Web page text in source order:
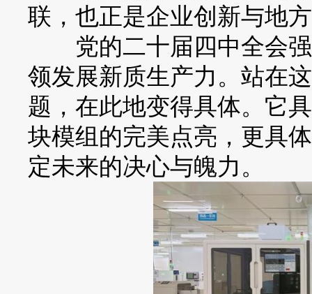
联，也正是企业创新与地
党的二十届四中全会强
领发展新质生产力。站在
题，在此地变得具体。它
块模组的完美点亮，更具
定未来的决心与魄力。